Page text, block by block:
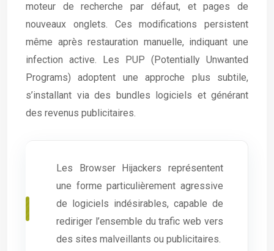
moteur de recherche par défaut, et pages de
nouveaux onglets. Ces modifications persistent
même après restauration manuelle, indiquant une
infection active. Les PUP (Potentially Unwanted
Programs) adoptent une approche plus subtile,
s’installant via des bundles logiciels et générant
des revenus publicitaires.
Les Browser Hijackers représentent
une forme particulièrement agressive
de logiciels indésirables, capable de
rediriger l’ensemble du trafic web vers
des sites malveillants ou publicitaires.